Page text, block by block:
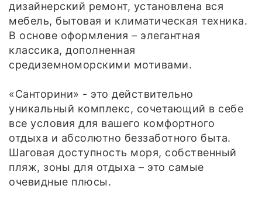
дизайнерский ремонт, установлена вся
мебель, бытовая и климатическая техника.
В основе оформления – элегантная
классика, дополненная
средиземноморскими мотивами.
«Санторини» - это действительно
уникальный комплекс, сочетающий в себе
все условия для вашего комфортного
отдыха и абсолютно беззаботного быта.
Шаговая доступность моря, собственный
пляж, зоны для отдыха – это самые
очевидные плюсы.